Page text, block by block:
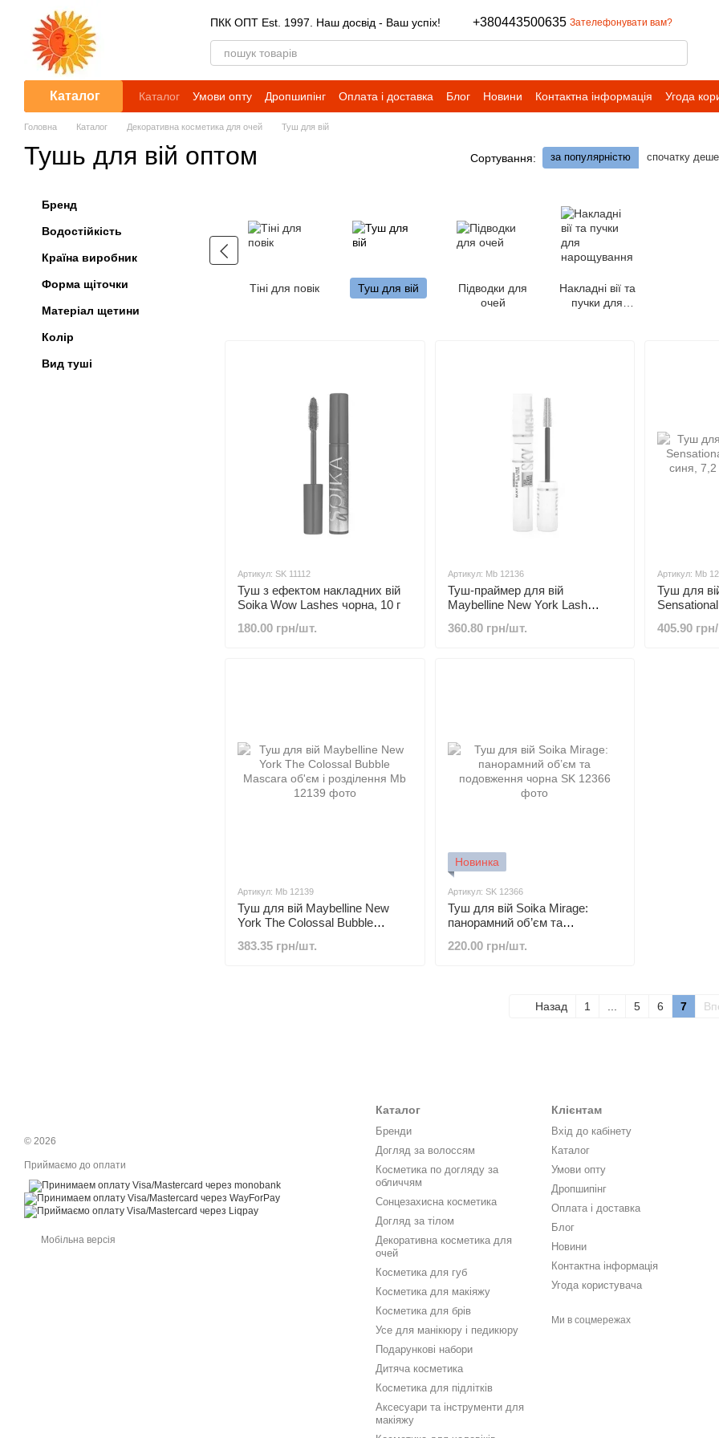
Перейти до основного контенту
ПКК ОПТ Est. 1997. Наш досвід - Ваш успіх!
+380443500635 Зателефонувати вам?
Каталог Каталог Умови опту Дропшипінг Оплата і доставка Блог Новини Контактна інформація Угода
Головна Каталог Декоративна косметика для очей Туш для вій
Тушь для вій оптом Сортування: за популярністю спочатку
Тіні для повік Туш для вій
Підводки для
очей
Накладні вії та
пучки для
Артикул: SK 11112
Туш з ефектом накладних вій
Soika Wow Lashes чорна, 10 г
180.00 грн/шт.
Артикул: Mb 12136
Туш-праймер для вій
Maybelline New York Lash
Primer
360.80 грн/шт.
Артикул: Mb
Туш для
405.90
Артикул: Mb 12139
Туш для вій Maybelline New
York The Colossal Bubble
383.35 грн/шт.
Новинка
Артикул: SK 12366
Туш для вій Soika Mirage:
панорамний об’єм та
220.00 грн/шт.
Назад 1 5 6 7
Бренд
Водостійкість
Країна виробник
Форма щіточки
Матеріал щетини
Колір
Вид туші
© 2026
Приймаємо до оплати
Мобільна версія
Каталог
Бренди
Догляд за волоссям
Косметика по догляду за
обличчям
Сонцезахисна косметика
Догляд за тілом
Декоративна косметика для
очей
Косметика для губ
Косметика для макіяжу
Косметика для брів
Усе для манікюру і педикюру
Подарункові набори
Дитяча косметика
Косметика для підлітків
Аксесуари та інструменти для
макіяжу
Клієнтам
Вхід до кабінету
Каталог
Умови опту
Дропшипінг
Оплата і доставка
Блог
Новини
Контактна інформація
Угода користувача
Ми в соцмережах